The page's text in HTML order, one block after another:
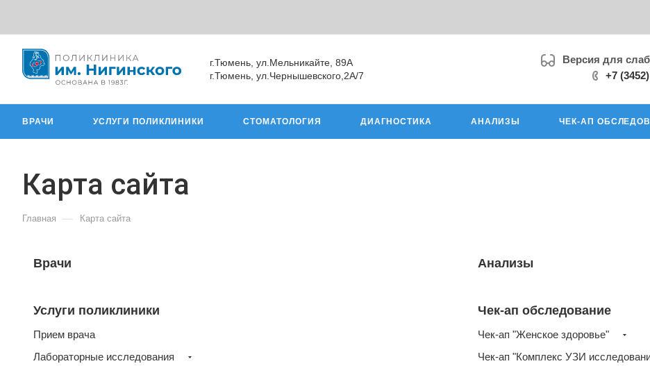
г.Тюмень, ул.Мельникайте, 89А
г.Тюмень, ул.Чернышевского,2А/7
Версия для
+7
ВРАЧИ УСЛУГИ ПОЛИКЛИНИКИ СТОМАТОЛОГИЯ ДИАГНОСТИКА АНАЛИЗЫ ЧЕК-АП
Карта сайта
Главная — Карта сайта
Врачи
Услуги поликлиники
Прием врача
Лабораторные исследования
Анализы
Чек-ап обследование
Чек-ап "Женское здоровье"
Чек-ап "Комплекс УЗИ